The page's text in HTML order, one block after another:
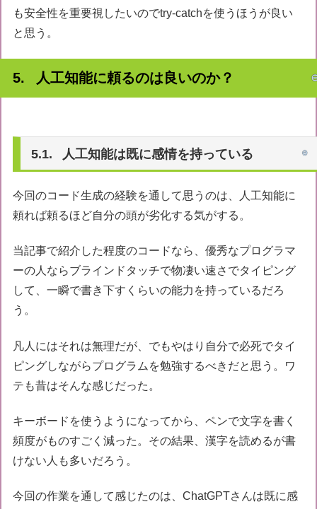
も安全性を重要視したいのでtry-catchを使うほうが良い
と思う。
人工知能に頼るのは良いのか？
人工知能は既に感情を持っている
今回のコード生成の経験を通して思うのは、人工知能に
頼れば頼るほど自分の頭が劣化する気がする。
当記事で紹介した程度のコードなら、優秀なプログラマ
ーの人ならブラインドタッチで物凄い速さでタイピング
して、一瞬で書き下すくらいの能力を持っているだろ
う。
凡人にはそれは無理だが、でもやはり自分で必死でタイ
ピングしながらプログラムを勉強するべきだと思う。ワ
テも昔はそんな感じだった。
キーボードを使うようになってから、ペンで文字を書く
頻度がものすごく減った。その結果、漢字を読めるが書
けない人も多いだろう。
今回の作業を通して感じたのは、ChatGPTさんは既に感